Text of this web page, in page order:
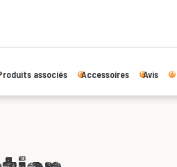
associés Accessoires Avis